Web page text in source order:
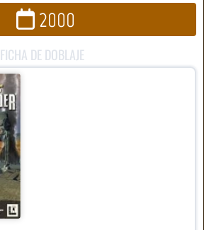
2000
FICHA DE DOBLAJE